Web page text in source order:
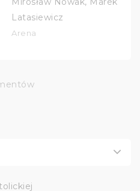
Latasiewicz
Arena